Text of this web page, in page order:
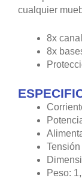
cualquier
8x
8x
Peso: